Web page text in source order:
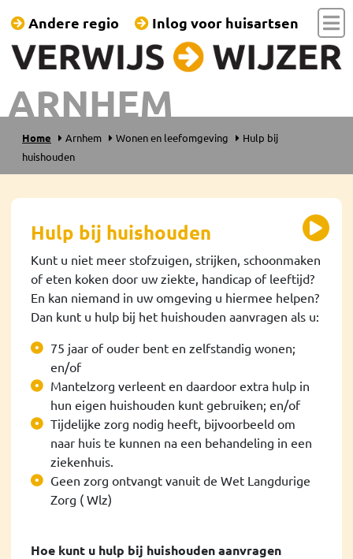
ARNHEM
Andere regio Inlog voor huisartsen
Home Arnhem Wonen en leefomgeving
Hulp bij
huishouden
Hulp bij huishouden
Kunt u niet meer stofzuigen, strijken, schoonmaken
of eten koken door uw ziekte, handicap of leeftijd?
En kan niemand in uw omgeving u hiermee helpen?
Dan kunt u hulp bij het huishouden aanvragen als u:
75 jaar of ouder bent en zelfstandig wonen;
en/of
Mantelzorg verleent en daardoor extra hulp in
hun eigen huishouden kunt gebruiken; en/of
Tijdelijke zorg nodig heeft, bijvoorbeeld om
naar huis te kunnen na een behandeling in een
ziekenhuis.
Geen zorg ontvangt vanuit de Wet Langdurige
Zorg ( Wlz)
Hoe kunt u hulp bij huishouden aanvragen